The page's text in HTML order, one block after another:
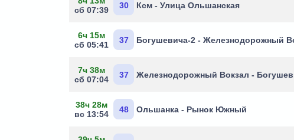
сб 07:39
30 Ксм - Улица Ольшанская
6ч 15м
сб 05:41
37 Богушевича-2 - Железнодорожный
7ч 38м
сб 07:04
37 Железнодорожный Вокзал -
38ч 28м
вс 13:54
48 Ольшанка - Рынок Южный